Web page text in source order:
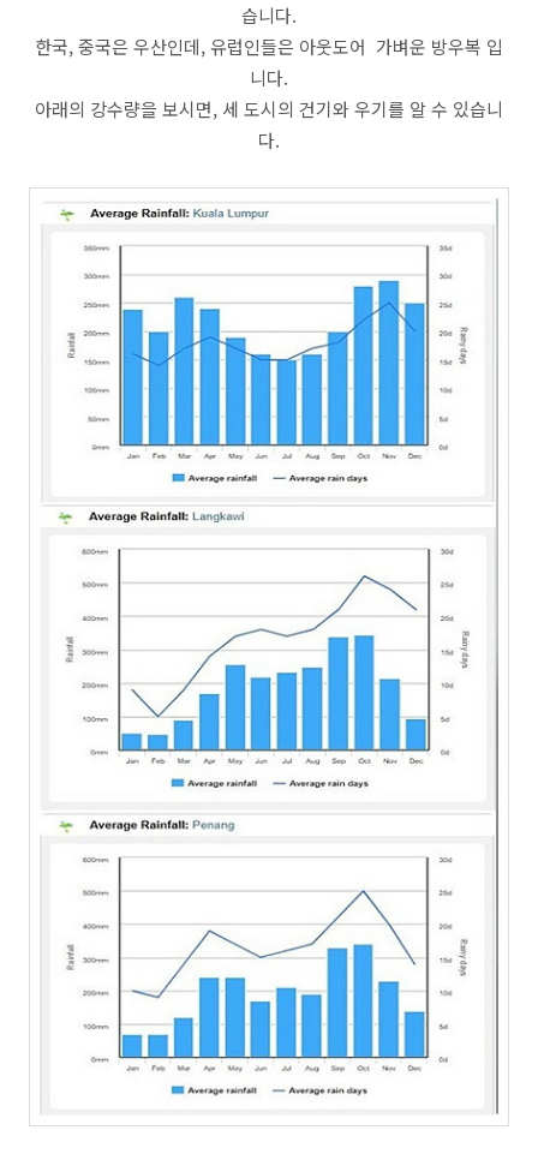
습니다.
한국, 중국은 우산인데, 유럽인들은 아웃도어 가벼운 방우복 입
니다.
아래의 강수량을 보시면, 세 도시의 건기와 우기를 알 수 있습니
다.